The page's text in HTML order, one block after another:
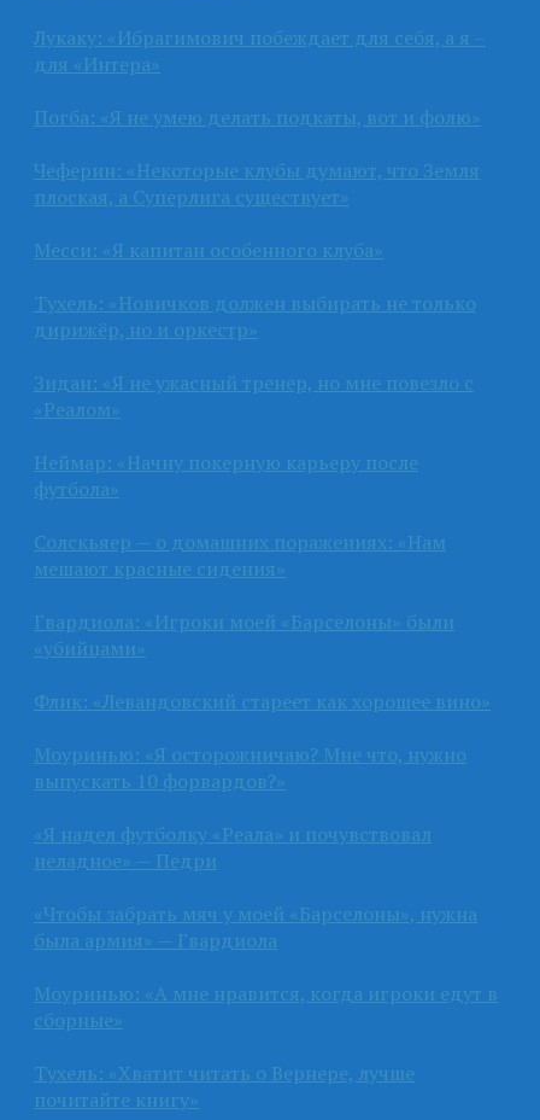
Лукаку: «Ибрагимович побеждает для себя, а я –
для «Интера»
Погба: «Я не умею делать подкаты, вот и фолю»
Чеферин: «Некоторые клубы думают, что Земля
плоская, а Суперлига существует»
Месси: «Я капитан особенного клуба»
Тухель: «Новичков должен выбирать не только
дирижёр, но и оркестр»
Зидан: «Я не ужасный тренер, но мне повезло с
«Реалом»
Неймар: «Начну покерную карьеру после
футбола»
Солскьяер — о домашних поражениях: «Нам
мешают красные сидения»
Гвардиола: «Игроки моей «Барселоны» были
«убийцами»
Флик: «Левандовский стареет как хорошее вино»
Моуринью: «Я осторожничаю? Мне что, нужно
выпускать 10 форвардов?»
«Я надел футболку «Реала» и почувствовал
неладное» — Педри
«Чтобы забрать мяч у моей «Барселоны», нужна
была армия» — Гвардиола
Моуринью: «А мне нравится, когда игроки едут в
сборные»
Тухель: «Хватит читать о Вернере, лучше
почитайте книгу»